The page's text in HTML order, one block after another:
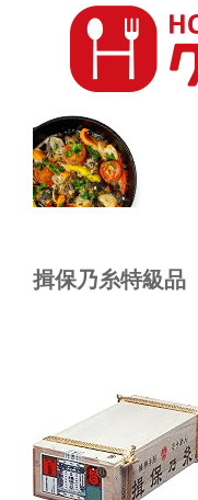
揖保乃糸特級品